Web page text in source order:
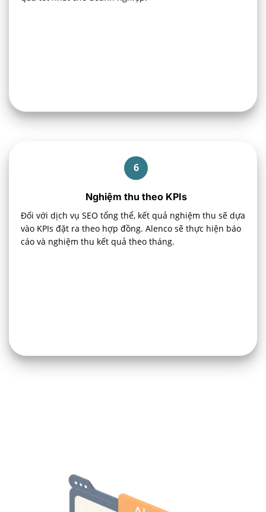
6
Nghiệm thu theo KPIs
Đối với dịch vụ SEO tổng thể, kết quả nghiệm thu sẽ dựa
vào KPIs đặt ra theo hợp đồng. Alenco sẽ thực hiện báo
cáo và nghiệm thu kết quả theo tháng.